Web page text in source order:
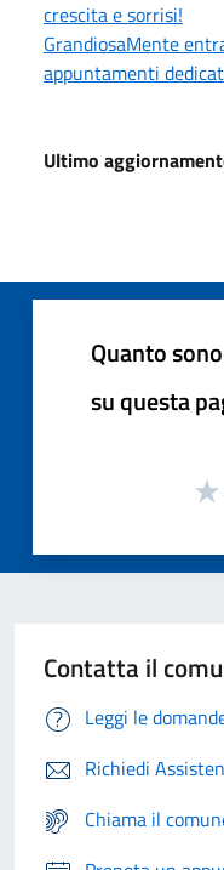
crescita e sorrisi!
GrandiosaMente
appuntamenti
Ultimo
Quanto
su questa
Contatta il
Leggi le
Richiedi
Chiama il